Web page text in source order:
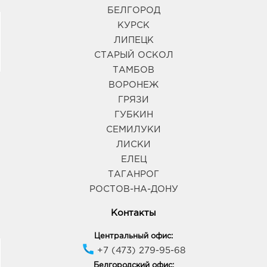
БЕЛГОРОД
КУРСК
ЛИПЕЦК
СТАРЫЙ ОСКОЛ
ТАМБОВ
ВОРОНЕЖ
ГРЯЗИ
ГУБКИН
СЕМИЛУКИ
ЛИСКИ
ЕЛЕЦ
ТАГАНРОГ
РОСТОВ-НА-ДОНУ
Контакты
Центральный офис:
+7 (473) 279-95-68
Белгородский офис: